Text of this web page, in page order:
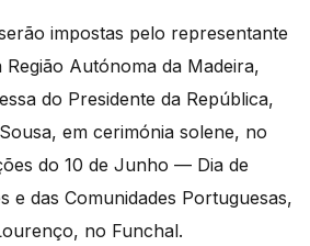
impostas pelo representante
Autónoma da Madeira,
do Presidente da República,
em cerimónia solene, no
do 10 de Junho — Dia de
e das Comunidades Portuguesas,
no Funchal.